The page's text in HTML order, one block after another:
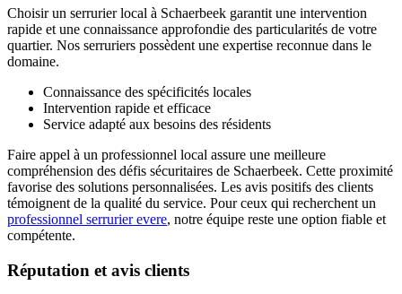
Choisir un serrurier local à Schaerbeek garantit une intervention
rapide et une connaissance approfondie des particularités de votre
quartier. Nos serruriers possèdent une expertise reconnue dans le
domaine.
Connaissance des spécificités locales
Intervention rapide et efficace
Service adapté aux besoins des résidents
Faire appel à un professionnel local assure une meilleure
compréhension des défis sécuritaires de Schaerbeek. Cette proximité
favorise des solutions personnalisées. Les avis positifs des clients
témoignent de la qualité du service. Pour ceux qui recherchent un
professionnel serrurier evere, notre équipe reste une option fiable et
compétente.
Réputation et avis clients